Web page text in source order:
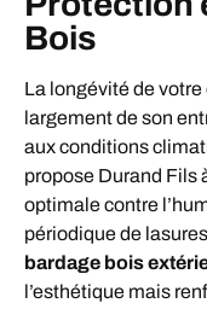
Bois
La longévité de votre
largement de son
aux conditions
propose Durand Fils
optimale contre
périodique de
bardage bois
l’esthétique mais